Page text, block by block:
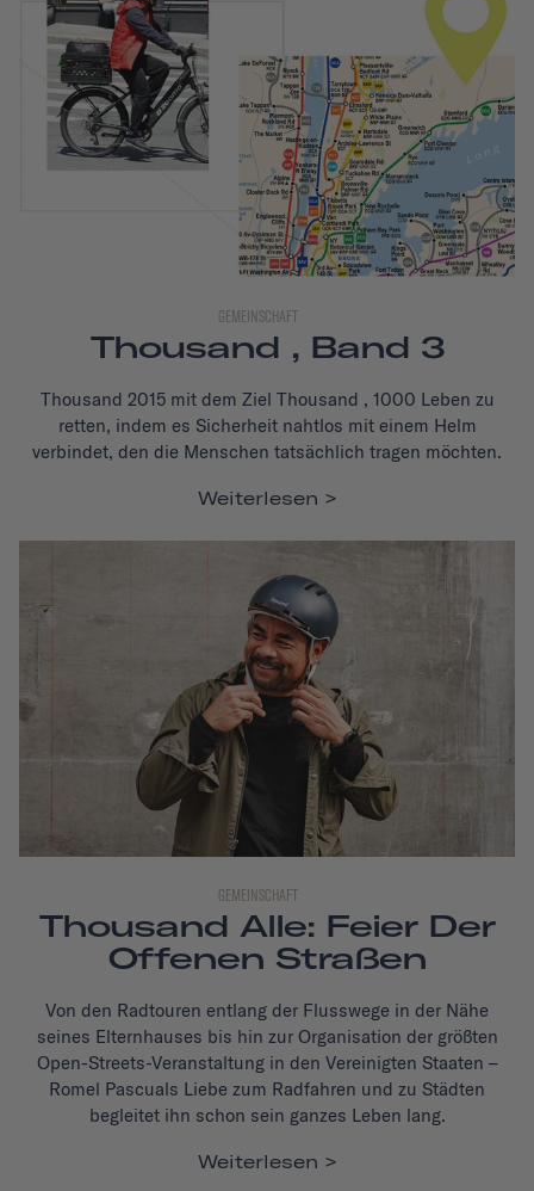
GEMEINSCHAFT
Thousand , Band 3
Thousand 2015 mit dem Ziel Thousand , 1000 Leben zu
retten, indem es Sicherheit nahtlos mit einem Helm
verbindet, den die Menschen tatsächlich tragen möchten.
Weiterlesen
GEMEINSCHAFT
Thousand Alle: Feier Der
Offenen Straßen
Von den Radtouren entlang der Flusswege in der Nähe
seines Elternhauses bis hin zur Organisation der größten
Open-Streets-Veranstaltung in den Vereinigten Staaten –
Romel Pascuals Liebe zum Radfahren und zu Städten
begleitet ihn schon sein ganzes Leben lang.
Weiterlesen